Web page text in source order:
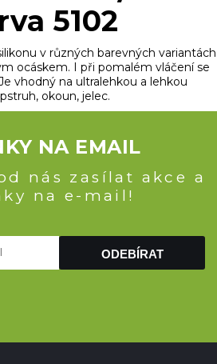
5102
v různých barevných variantách
ocáskem. I při pomalém vláčení se
vhodný na ultralehkou a lehkou
okoun, jelec.
NA EMAIL
nás zasílat akce a
na e-mail!
ODEBÍRAT